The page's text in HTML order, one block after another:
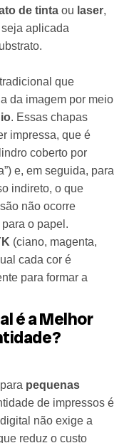
de tinta ou laser,
aplicada
que
da imagem por meio
. Essas chapas
impressa, que é
coberto por
e, em seguida, para
indireto, o que
não ocorre
o papel.
(ciano, magenta,
cada cor é
para formar a
é a Melhor
pequenas
de impressos é
não exige a
reduz o custo